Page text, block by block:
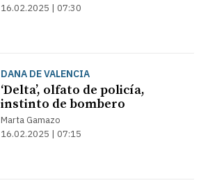
16.02.2025 | 07:30
DANA DE VALENCIA
‘Delta’, olfato de policía,
instinto de bombero
Marta Gamazo
16.02.2025 | 07:15